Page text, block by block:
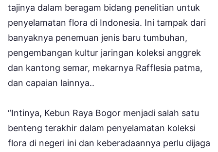
tajinya dalam beragam bidang penelitian untuk
penyelamatan flora di Indonesia. Ini tampak dari
banyaknya penemuan jenis baru tumbuhan,
pengembangan kultur jaringan koleksi anggrek
dan kantong semar, mekarnya Rafflesia patma,
dan capaian lainnya..
“Intinya, Kebun Raya Bogor menjadi salah satu
benteng terakhir dalam penyelamatan koleksi
flora di negeri ini dan keberadaannya perlu dijaga